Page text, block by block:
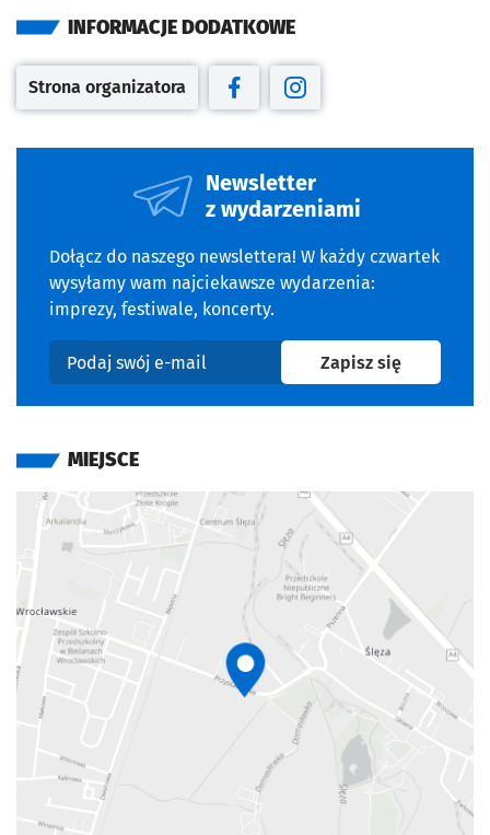
INFORMACJE DODATKOWE
Otwiera się w nowej karcie
Strona organizatora
Otwiera się w nowej karcie
Otwiera się w nowej
Newsletter
z wydarzeniami
Dołącz do naszego newslettera! W każdy czwartek
wysyłamy wam najciekawsze wydarzenia:
imprezy, festiwale, koncerty.
Podaj swój e-mail
Zapisz sięna
MIEJSCE